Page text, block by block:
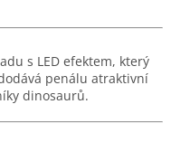
s LED efektem, který
penálu atraktivní
dinosaurů.